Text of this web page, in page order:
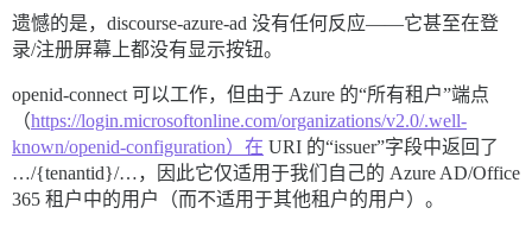
遗憾的是，discourse-azure-ad 没有任何反应——它甚至在登
录/注册屏幕上都没有显示按钮。
openid-connect 可以工作，但由于 Azure 的“所有租户”端点
（https://login.microsoftonline.com/organizations/v2.0/.well-
known/openid-configuration）在 URI 的“issuer”字段中返回了
…/{tenantid}/…，因此它仅适用于我们自己的 Azure AD/Office
365 租户中的用户（而不适用于其他租户的用户）。